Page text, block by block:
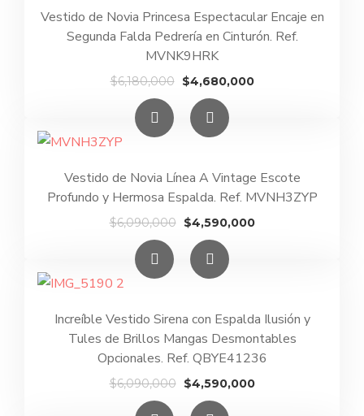
Vestido de Novia Princesa Espectacular Encaje en
Segunda Falda Pedrería en Cinturón. Ref.
MVNK9HRK
$6,180,000 El
precio
original
era:
$4,680,000El
Vestido de Novia Línea A Vintage Escote
Profundo y Hermosa Espalda. Ref. MVNH3ZYP
$6,090,000 El
precio
original
era:
$4,590,000El
Increíble Vestido Sirena con Espalda Ilusión y
Tules de Brillos Mangas Desmontables
Opcionales. Ref. QBYE41236
$6,090,000 El
precio
$4,590,000El